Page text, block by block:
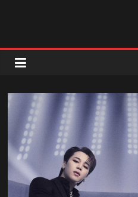
ลพบุรี
สถานี
ลพบุรี
วิทยุ
ลพบุรี